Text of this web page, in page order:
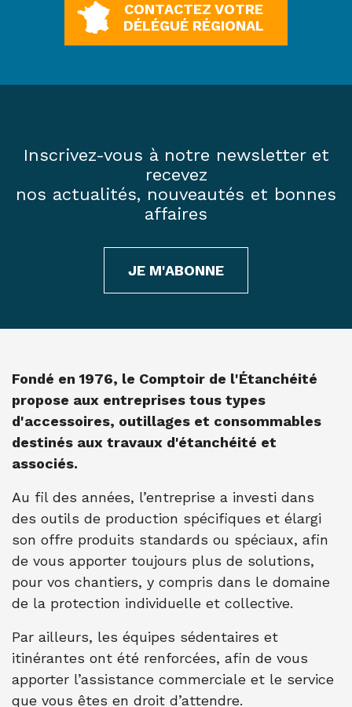
CONTACTEZ VOTRE
DÉLÉGUÉ RÉGIONAL
Inscrivez-vous à notre newsletter et
recevez
nos actualités, nouveautés et bonnes
affaires
JE M'ABONNE
Fondé en 1976, le Comptoir de l'Étanchéité
propose aux entreprises tous types
d'accessoires, outillages et consommables
destinés aux travaux d'étanchéité et
associés.
Au fil des années, l’entreprise a investi dans
des outils de production spécifiques et élargi
son offre produits standards ou spéciaux, afin
de vous apporter toujours plus de solutions,
pour vos chantiers, y compris dans le domaine
de la protection individuelle et collective.
Par ailleurs, les équipes sédentaires et
itinérantes ont été renforcées, afin de vous
apporter l’assistance commerciale et le service
que vous êtes en droit d’attendre.